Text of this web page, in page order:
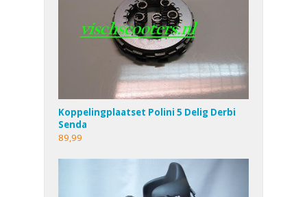
Koppelingplaatset Polini 5 Delig Derbi
Senda
89,99